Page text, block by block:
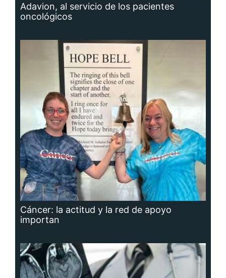
Adavion, al servicio de los pacientes
oncológicos
Cáncer: la actitud y la red de apoyo
importan